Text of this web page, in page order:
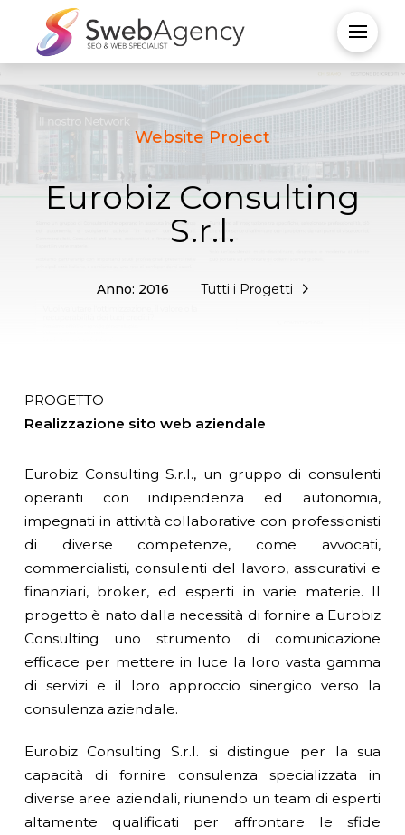
Website Project
Eurobiz Consulting
S.r.l.
Anno: 2016 Tutti i Progetti
PROGETTO
Realizzazione sito web aziendale
Eurobiz Consulting S.r.l., un gruppo di consulenti
operanti con indipendenza ed autonomia,
impegnati in attività collaborative con professionisti
di diverse competenze, come avvocati,
commercialisti, consulenti del lavoro, assicurativi e
finanziari, broker, ed esperti in varie materie. Il
progetto è nato dalla necessità di fornire a Eurobiz
Consulting uno strumento di comunicazione
efficace per mettere in luce la loro vasta gamma
di servizi e il loro approccio sinergico verso la
consulenza aziendale.
Eurobiz Consulting S.r.l. si distingue per la sua
capacità di fornire consulenza specializzata in
diverse aree aziendali, riunendo un team di esperti
altamente qualificati per affrontare le sfide